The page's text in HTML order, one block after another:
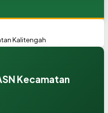
Kalitengah
Kecamatan